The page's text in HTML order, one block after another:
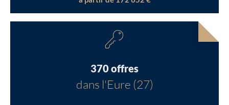
370 offres
dans l'Eure (27)